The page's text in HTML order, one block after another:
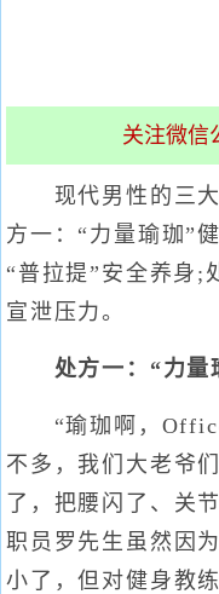
关注微信
现代男性的三大
方一：“力量瑜珈”
“普拉提”安全养身;
宣泄压力。
处方一：“力量
“瑜珈啊，
不多，我们大老爷
了，把腰闪了、关
职员罗先生虽然因
小了，但对健身教